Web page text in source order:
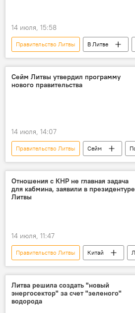
14 июля, 15:58
Правительство Литвы В Литве
Миндаугас Синкявичюс
присяга
Политика
Перемены в правящей
кабмин
правительство
Сейм Литвы утвердил программу
нового правительства
14 июля, 14:07
Правительство Литвы Сейм
правительство
Литва
В
программа
Миндаугас Синкявичюс
Отношения с КНР не главная задача
для кабмина, заявили в президентуре
Литвы
14 июля, 11:47
Правительство Литвы Китай
КНР
внешняя политика
двусторонние отношения
Общество
Литва решила создать "новый
энергосектор" за счет "зеленого"
водорода